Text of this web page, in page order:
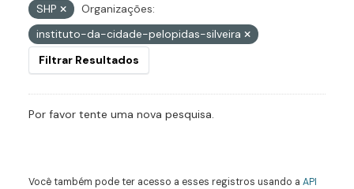
SHP
Organizações:
instituto-da-cidade-pelopidas-silveira
Filtrar Resultados
Por favor tente uma nova pesquisa.
Você também pode ter acesso a esses registros usando a API